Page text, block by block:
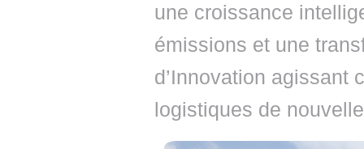
une croissance
émissions et une
d’Innovation agissant
logistiques de